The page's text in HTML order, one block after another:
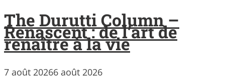
The Durutti Column –
Renascent : de l’art de
renaître à la vie
7 août 20266 août 2026